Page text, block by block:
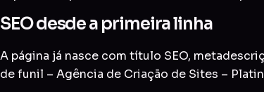
SEO desde a primeira linha
A página já nasce com título SEO,
de funil – Agência de Criação de Sites –